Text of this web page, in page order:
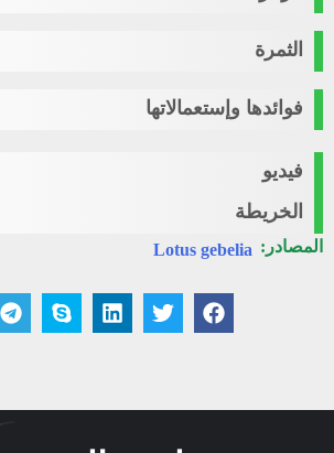
الثمرة
فوائدها وإستعمالاتها
فيديو
الخريطة
المصادر: Lotus gebelia